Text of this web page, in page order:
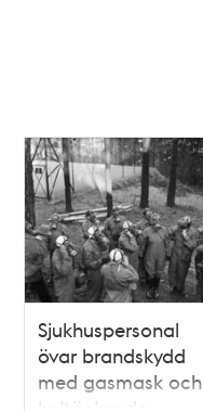
Sjukhuspersonal
övar brandskydd
med gasmask och